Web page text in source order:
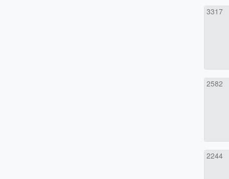
3317
2582
2244